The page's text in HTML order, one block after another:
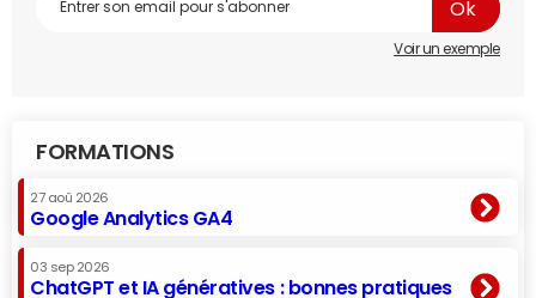
Voir un exemple
FORMATIONS
27 aoû 2026
Google Analytics GA4
03 sep 2026
ChatGPT et IA génératives : bonnes pratiques